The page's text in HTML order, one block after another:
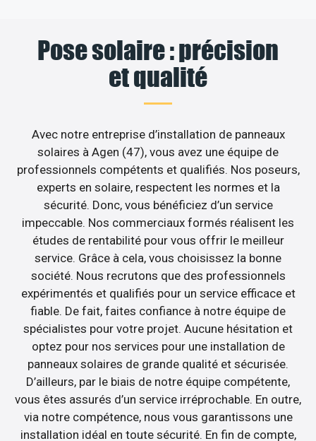
Pose solaire : précision
et qualité
Avec notre entreprise d’installation de panneaux
solaires à Agen (47), vous avez une équipe de
professionnels compétents et qualifiés. Nos poseurs,
experts en solaire, respectent les normes et la
sécurité. Donc, vous bénéficiez d’un service
impeccable. Nos commerciaux formés réalisent les
études de rentabilité pour vous offrir le meilleur
service. Grâce à cela, vous choisissez la bonne
société. Nous recrutons que des professionnels
expérimentés et qualifiés pour un service efficace et
fiable. De fait, faites confiance à notre équipe de
spécialistes pour votre projet. Aucune hésitation et
optez pour nos services pour une installation de
panneaux solaires de grande qualité et sécurisée.
D’ailleurs, par le biais de notre équipe compétente,
vous êtes assurés d’un service irréprochable. En outre,
via notre compétence, nous vous garantissons une
installation idéal en toute sécurité. En fin de compte,